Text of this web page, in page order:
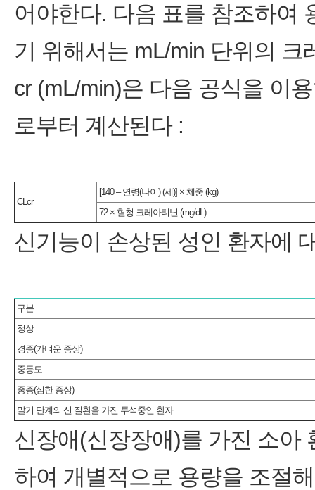
어야한다. 다음 표를 참조하여
기 위해서는 mL/min 단위의
cr (mL/min)은 다음 공식을 이
로부터 계산된다 :
CLcr =
[140 – 연령(나이) (세)] × 체중 (kg)
72 × 혈청 크레아티닌 (mg/dL)
신기능이 손상된 성인 환자에
구분
정상
경증(가벼운 증상)
중등도
중증(심한 증상)
말기 단계의 신 질환을 가진 투석중인 환자
신장애(신장장애)를 가진 소아
하여 개별적으로 용량을 조절